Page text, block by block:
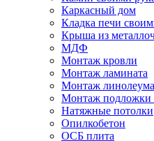
Каркасный дом
Кладка печи
Крыша из
МДФ
Монтаж кровли
Монтаж ламината
Монтаж линолеума
Монтаж подложки
Натяжные потолки
Опилкобетон
ОСБ плита